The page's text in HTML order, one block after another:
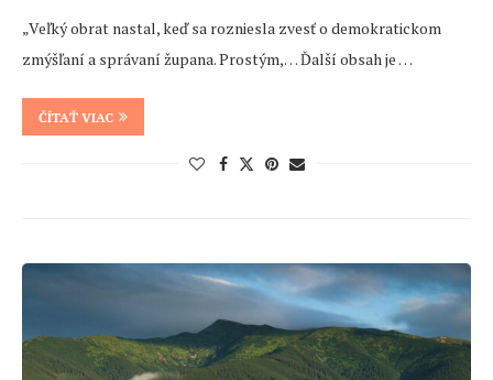
„Veľký obrat nastal, keď sa rozniesla zvesť o demokratickom
zmýšľaní a správaní župana. Prostým,… Ďalší obsah je …
ČÍTAŤ VIAC